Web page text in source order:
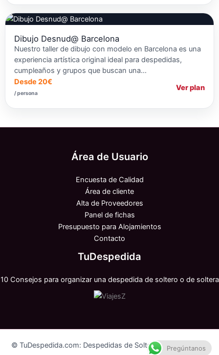
Dibujo Desnud@ Barcelona
Nuestro taller de dibujo con modelo en Barcelona es una
experiencia artística original ideal para despedidas,
cumpleaños y grupos que buscan una…
Desde 20€
/ persona
Ver plan
Área de Usuario
Encuesta de Calidad
Área de cliente
Alta de Proveedores
Panel de fichas
Presupuesto para Alojamientos
Contacto
TuDespedida
10 Consejos para organizar una despedida de soltero o de soltera
© TuDespedida.com: Despedidas de Soltero y Soltera 2026
Pregúntanos